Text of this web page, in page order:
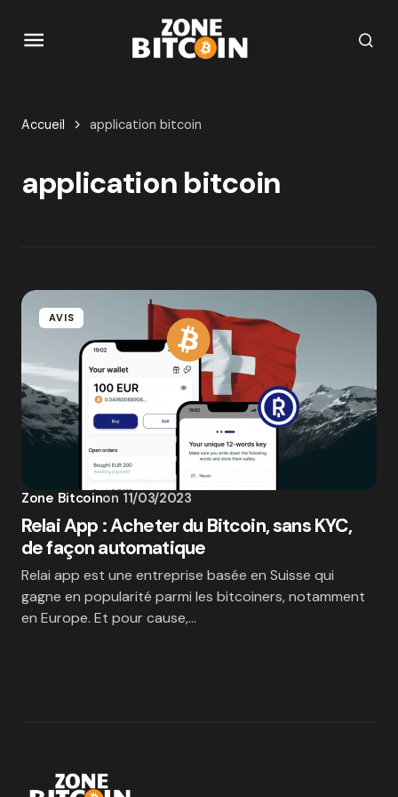
Accueil application bitcoin
application bitcoin
AVIS
Zone Bitcoinon 11/03/2023
Relai App : Acheter du Bitcoin, sans KYC,
de façon automatique
Relai app est une entreprise basée en Suisse qui
gagne en popularité parmi les bitcoiners, notamment
en Europe. Et pour cause,…